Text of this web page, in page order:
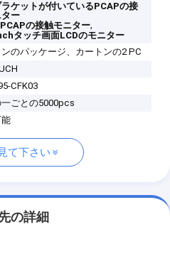
ケットが付いているPCAPの接
ー
の接触モニター,
タッチ画面LCDのモニター
のパッケージ、カートンの2 PC
CFK03
ごとの5000pcs
て下さい
の詳細